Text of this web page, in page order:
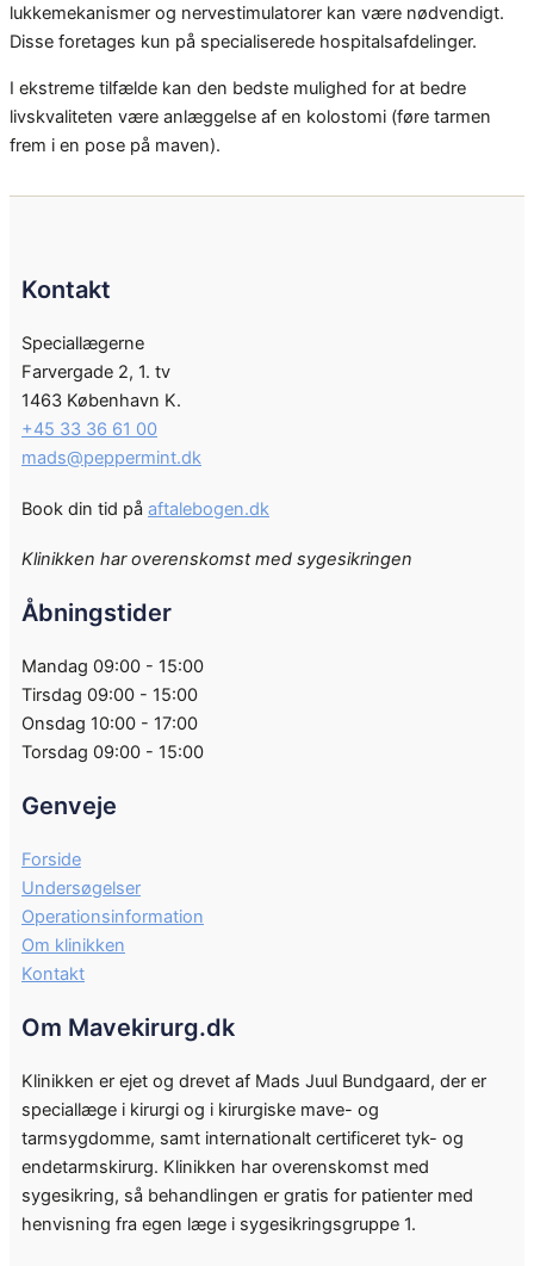
lukkemekanismer og nervestimulatorer kan være nødvendigt.
Disse foretages kun på specialiserede hospitalsafdelinger.
I ekstreme tilfælde kan den bedste mulighed for at bedre
livskvaliteten være anlæggelse af en kolostomi (føre tarmen
frem i en pose på maven).
Kontakt
Speciallægerne
Farvergade 2, 1. tv
1463 København K.
+45 33 36 61 00
mads@peppermint.dk
Book din tid på aftalebogen.dk
Klinikken har overenskomst med sygesikringen
Åbningstider
Mandag 09:00 - 15:00
Tirsdag 09:00 - 15:00
Onsdag 10:00 - 17:00
Torsdag 09:00 - 15:00
Genveje
Forside
Undersøgelser
Operationsinformation
Om klinikken
Kontakt
Om Mavekirurg.dk
Klinikken er ejet og drevet af Mads Juul Bundgaard, der er
speciallæge i kirurgi og i kirurgiske mave- og
tarmsygdomme, samt internationalt certificeret tyk- og
endetarmskirurg. Klinikken har overenskomst med
sygesikring, så behandlingen er gratis for patienter med
henvisning fra egen læge i sygesikringsgruppe 1.